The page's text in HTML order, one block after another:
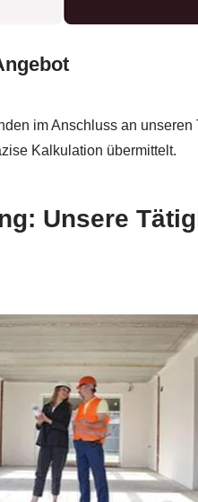
im Anschluss an unseren
Kalkulation übermittelt.
Unsere